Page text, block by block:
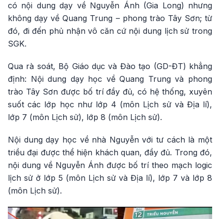
có nội dung dạy về Nguyễn Ánh (Gia Long) nhưng
không dạy về Quang Trung – phong trào Tây Sơn; từ
đó, đi đến phủ nhận vô căn cứ nội dung lịch sử trong
SGK.
Qua rà soát, Bộ Giáo dục và Đào tạo (GD-ĐT) khẳng
định: Nội dung dạy học về Quang Trung và phong
trào Tây Sơn được bố trí đầy đủ, có hệ thống, xuyên
suốt các lớp học như lớp 4 (môn Lịch sử và Địa lí),
lớp 7 (môn Lịch sử), lớp 8 (môn Lịch sử).
Nội dung dạy học về nhà Nguyễn với tư cách là một
triều đại được thể hiện khách quan, đầy đủ. Trong đó,
nội dung về Nguyễn Ánh được bố trí theo mạch logic
lịch sử ở lớp 5 (môn Lịch sử và Địa lí), lớp 7 và lớp 8
(môn Lịch sử).